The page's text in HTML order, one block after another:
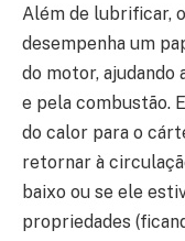
Além de lubrificar,
desempenha um
do motor,
e pela combustão.
do calor para o
retornar à
baixo ou se ele
propriedades